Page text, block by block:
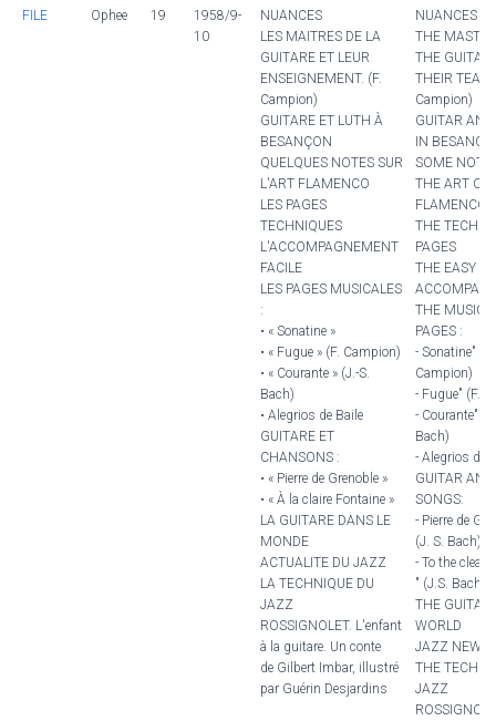
FILE Ophee 19
1958/9-
10
NUANCES
LES MAITRES DE LA
GUITARE ET LEUR
ENSEIGNEMENT. (F.
Campion)
GUITARE ET LUTH À
BESANÇON
QUELQUES NOTES SUR
L'ART FLAMENCO
LES PAGES
TECHNIQUES
L'ACCOMPAGNEMENT
FACILE
LES PAGES MUSICALES
:
• « Sonatine »
• « Fugue » (F. Campion)
• « Courante » (J.-S.
Bach)
• Alegrios de Baile
GUITARE ET
CHANSONS :
• « Pierre de Grenoble »
• « À la claire Fontaine »
LA GUITARE DANS LE
MONDE
ACTUALITE DU JAZZ
LA TECHNIQUE DU
JAZZ
ROSSIGNOLET. L'enfant
à la guitare. Un conte
de Gilbert Imbar, illustré
par Guérin Desjardins
NUANCES
THE
THE GUITAR
THEIR
Campion)
GUITAR AND
IN
SOME
THE ART OF
FLAMENCO
THE
PAGES
THE EASY
THE
PAGES :
- Sonatine" (F.
Campion)
- Fugue" (F.
- Courante"
Bach)
- Alegrios de
GUITAR AND
SONGS:
- Pierre de
(J. S. Bach)
- To the clear
" (J.S. Bach)
THE GUITAR
WORLD
JAZZ NEWS
THE
JAZZ